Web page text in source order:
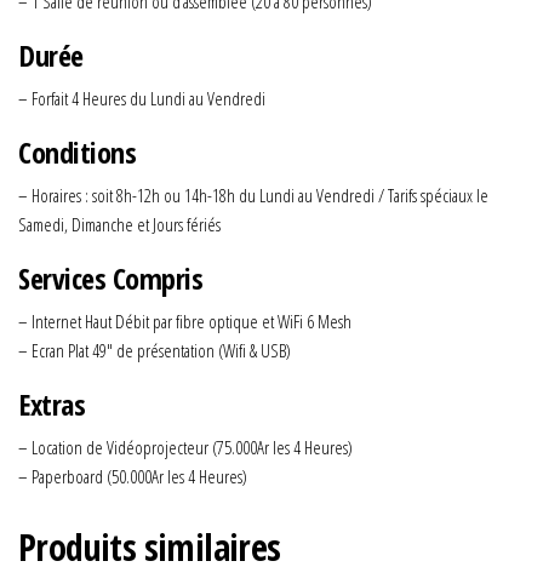
Durée
– Forfait 4 Heures du Lundi au Vendredi
Conditions
– Horaires : soit 8h-12h ou 14h-18h du Lundi au Vendredi / Tarifs spéciaux le
Samedi, Dimanche et Jours fériés
Services Compris
– Internet Haut Débit par fibre optique et WiFi 6 Mesh
– Ecran Plat 49″ de présentation (Wifi & USB)
Extras
– Location de Vidéoprojecteur (75.000Ar les 4 Heures)
– Paperboard (50.000Ar les 4 Heures)
Produits similaires